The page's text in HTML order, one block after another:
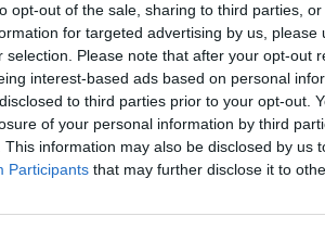
opt-out of the sale, sharing to third parties,
for targeted advertising by us,
selection. Please note that after your opt-out
interest-based ads based on personal
to third parties prior to your opt-out.
of your personal information by third
This information may also be disclosed by us
Participants that may further disclose it to
Series X/S, PS5, Nintendo Switch,
(PC, Xbox Series X/S, PS5,
– szeptember 5.
Series X/S, PS5, Switch 2,